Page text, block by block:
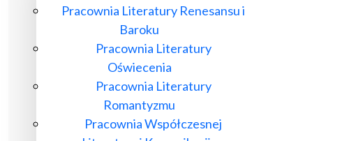
Pracownia Literatury Renesansu i
Baroku
Pracownia Literatury
Oświecenia
Pracownia Literatury
Romantyzmu
Pracownia Współczesnej